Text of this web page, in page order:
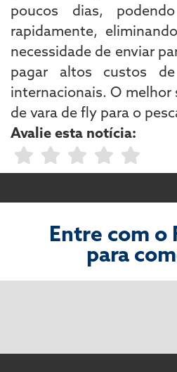
poucos dias,
rapidamente,
necessidade de enviar
pagar altos custos
internacionais. O
de vara de fly para o
Avalie esta notícia:
Entre com o
para